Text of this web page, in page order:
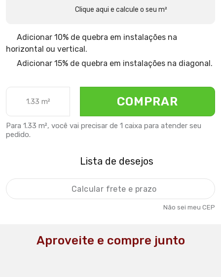
Clique aqui e calcule o seu m²
Adicionar 10% de quebra em instalações na
horizontal ou vertical.
Adicionar 15% de quebra em instalações na diagonal.
COMPRAR
Para 1.33 m², você vai precisar de 1 caixa para atender seu
pedido.
Lista de desejos
Não sei meu CEP
Aproveite e compre junto